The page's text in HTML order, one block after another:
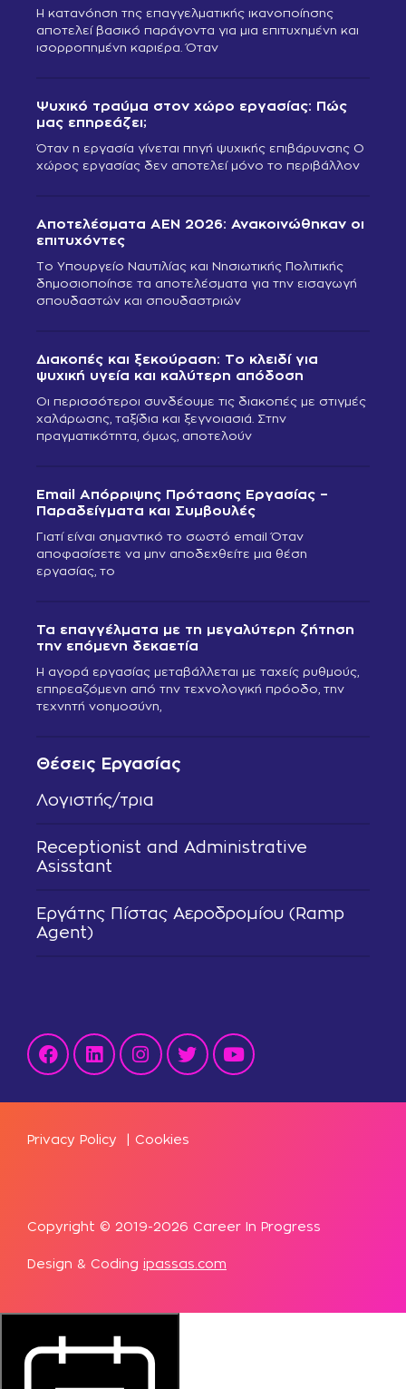
Θέσεις Εργασίας
Λογιστής/τρια
Receptionist and Administrative
Asisstant
Εργάτης Πίστας Αεροδρομίου (Ramp
Agent)
Η κατανόηση της επαγγελματικής ικανοποίησης
αποτελεί βασικό παράγοντα για μια επιτυχημένη και
ισορροπημένη καριέρα. Όταν
Ψυχικό τραύμα στον χώρο εργασίας: Πώς
μας επηρεάζει;
Όταν η εργασία γίνεται πηγή ψυχικής επιβάρυνσης Ο
χώρος εργασίας δεν αποτελεί μόνο το περιβάλλον
Αποτελέσματα ΑΕΝ 2026: Ανακοινώθηκαν οι
επιτυχόντες
Το Υπουργείο Ναυτιλίας και Νησιωτικής Πολιτικής
δημοσιοποίησε τα αποτελέσματα για την εισαγωγή
σπουδαστών και σπουδαστριών
Διακοπές και ξεκούραση: Το κλειδί για
ψυχική υγεία και καλύτερη απόδοση
Οι περισσότεροι συνδέουμε τις διακοπές με στιγμές
χαλάρωσης, ταξίδια και ξεγνοιασιά. Στην
πραγματικότητα, όμως, αποτελούν
Email Απόρριψης Πρότασης Εργασίας –
Παραδείγματα και Συμβουλές
Γιατί είναι σημαντικό το σωστό email Όταν
αποφασίσετε να μην αποδεχθείτε μια θέση
εργασίας, το
Τα επαγγέλματα με τη μεγαλύτερη ζήτηση
την επόμενη δεκαετία
Η αγορά εργασίας μεταβάλλεται με ταχείς ρυθμούς,
επηρεαζόμενη από την τεχνολογική πρόοδο, την
τεχνητή νοημοσύνη,
Copyright © 2019-2026 Career In Progress
Design & Coding ipassas.com
Privacy Policy Cookies